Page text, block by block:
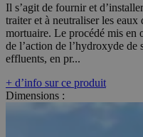
Il s’agit de fournir et
traiter et à neutraliser les
mortuaire. Le procédé mis en
de l’action de l’hydroxyde de
effluents, en pr...
+ d’info sur ce produit
Dimensions :